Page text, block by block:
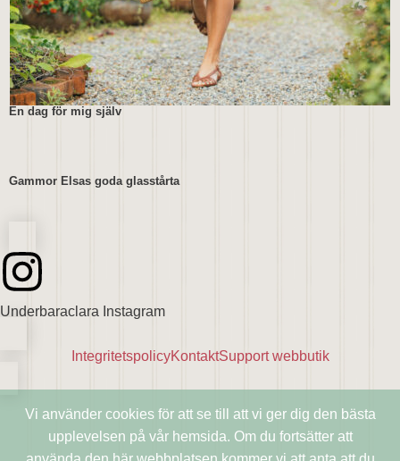
En dag för mig själv
Gammor Elsas goda glasstårta
Underbaraclara Instagram
IntegritetspolicyKontaktSupport webbutik
Vi använder cookies för att se till att vi ger dig den bästa
upplevelsen på vår hemsida. Om du fortsätter att